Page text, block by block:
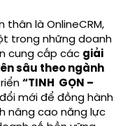
là OnlineCRM,
trong những doanh
cung cấp các giải
sâu theo ngành
“TINH GỌN –
mới để đồng hành
nâng cao năng lực